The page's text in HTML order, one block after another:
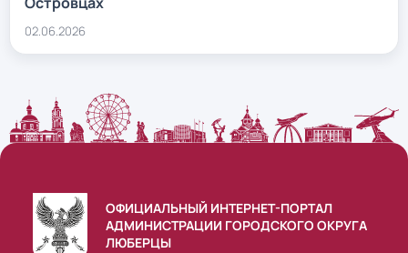
02.06.2026
ОФИЦИАЛЬНЫЙ ИНТЕРНЕТ-ПОРТАЛ
АДМИНИСТРАЦИИ ГОРОДСКОГО ОКРУГА
ЛЮБЕРЦЫ